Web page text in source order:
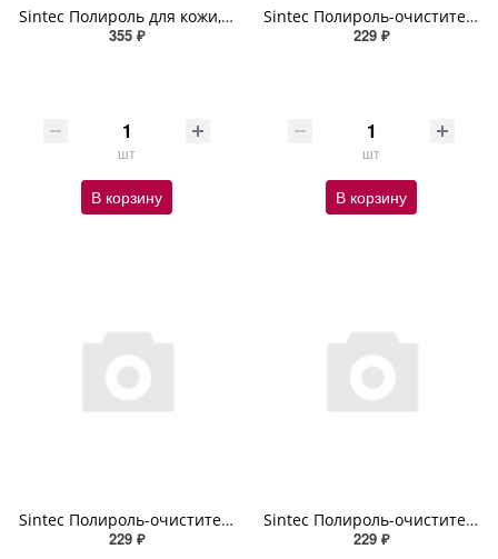
Sintec Полироль для кожи, резины и пластика Polish Shine 550мл (спрей)
355 ₽
шт
В корзину
Sintec Полироль-очиститель пластика Polish Mat ваниль 550мл (спрей)
229 ₽
шт
В корзину
Sintec Полироль-очиститель пластика Polish Mat виноград 550мл (спрей)
229 ₽
Sintec Полироль-очиститель пластика Polish Mat парфюм 550мл (спрей)
229 ₽